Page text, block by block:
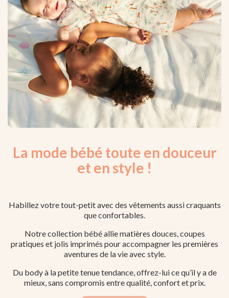
La mode bébé toute en douceur
et en style !
Habillez votre tout-petit avec des vêtements aussi craquants
que confortables.
Notre collection bébé allie matières douces, coupes
pratiques et jolis imprimés pour accompagner les premières
aventures de la vie avec style.
Du body à la petite tenue tendance, offrez-lui ce qu’il y a de
mieux, sans compromis entre qualité, confort et prix.